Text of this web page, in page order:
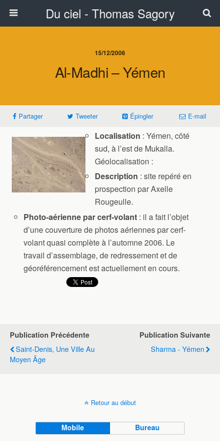
Du ciel - Thomas Sagory
15/12/2006
Al-Madhi – Yémen
Partager Tweeter Épingler E-mail
Localisation : Yémen, côté
sud, à l’est de Mukalla.
Géolocalisation :
Description : site repéré en
prospection par Axelle
Rougeulle.
Photo-aérienne par cerf-volant : il a fait l’objet
d’une couverture de photos aériennes par cerf-
volant quasi complète à l’automne 2006. Le
travail d’assemblage, de redressement et de
géoréférencement est actuellement en cours.
Publication Précédente
Saint-Denis, Une Ville Au
Moyen Âge
Publication Suivante
Sharma - Yémen
Retour au début
Mobile Bureau